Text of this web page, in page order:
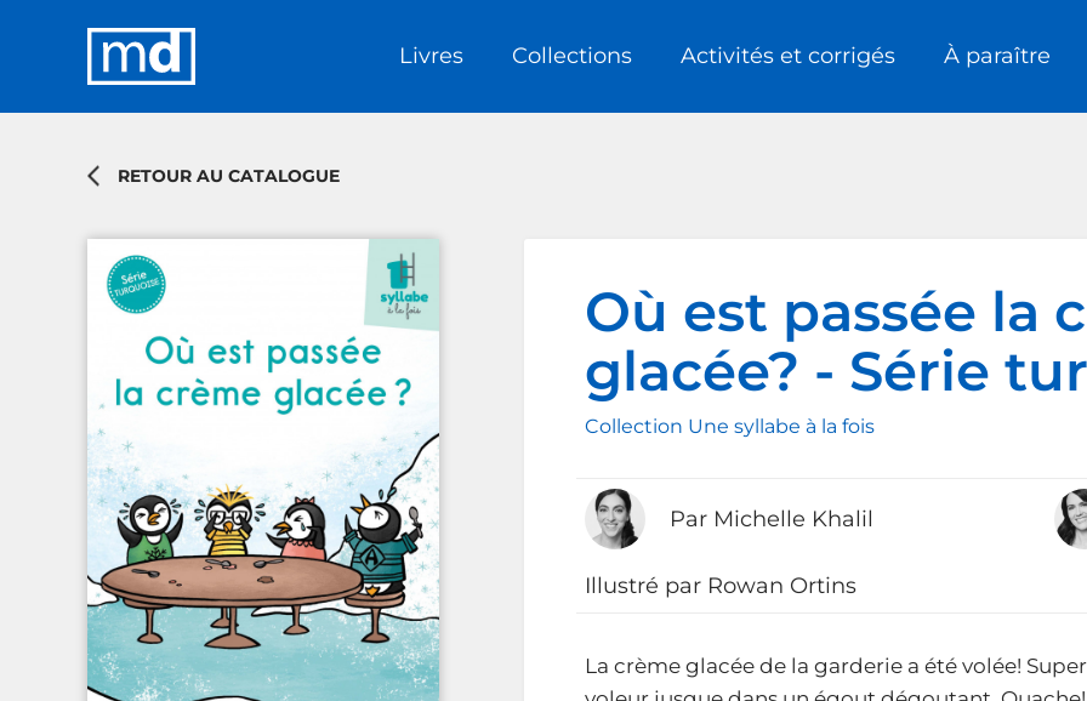
Livres Collections Activités et corrigés À paraître
RETOUR AU CATALOGUE
Où est passée la
glacée? - Série
Collection Une syllabe à la fois
Par Michelle Khalil
Illustré par Rowan Ortins
La crème glacée de la garderie a été volée!